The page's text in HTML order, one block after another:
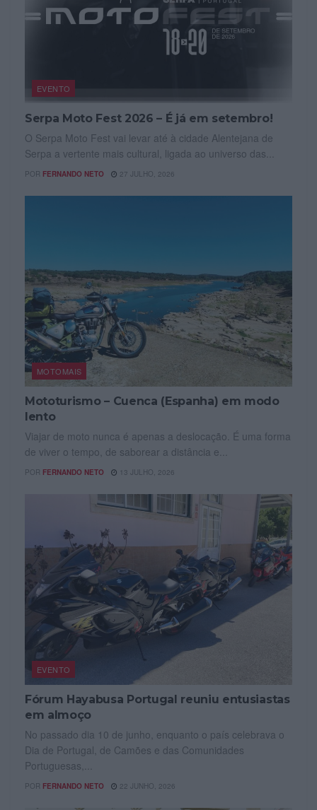
EVENTO
Serpa Moto Fest 2026 – É já em setembro!
O Serpa Moto Fest vai levar até à cidade Alentejana de
Serpa a vertente mais cultural, ligada ao universo das...
POR FERNANDO NETO 27 JULHO, 2026
MOTOMAIS
Mototurismo – Cuenca (Espanha) em modo
lento
Viajar de moto nunca é apenas a deslocação. É uma forma
de viver o tempo, de saborear a distância e...
POR FERNANDO NETO 13 JULHO, 2026
EVENTO
Fórum Hayabusa Portugal reuniu entusiastas
em almoço
No passado dia 10 de junho, enquanto o país celebrava o
Dia de Portugal, de Camões e das Comunidades
Portuguesas,...
POR FERNANDO NETO 22 JUNHO, 2026